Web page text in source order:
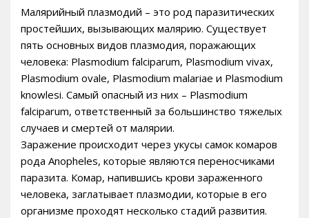
Малярийный плазмодий – это род паразитических
простейших, вызывающих малярию. Существует
пять основных видов плазмодия, поражающих
человека: Plasmodium falciparum, Plasmodium vivax,
Plasmodium ovale, Plasmodium malariae и Plasmodium
knowlesi. Самый опасный из них – Plasmodium
falciparum, ответственный за большинство тяжелых
случаев и смертей от малярии.
Заражение происходит через укусы самок комаров
рода Anopheles, которые являются переносчиками
паразита. Комар, напившись крови зараженного
человека, заглатывает плазмодии, которые в его
организме проходят несколько стадий развития.